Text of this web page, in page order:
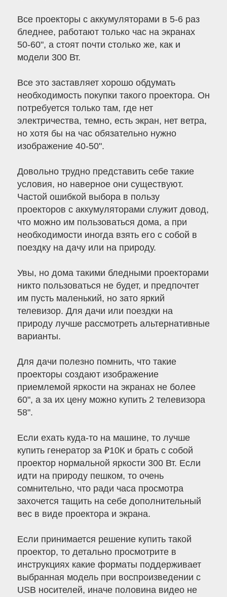
Все проекторы с аккумуляторами в 5-6 раз
бледнее, работают только час на экранах
50-60", а стоят почти столько же, как и
модели 300 Вт.
Все это заставляет хорошо обдумать
необходимость покупки такого проектора. Он
потребуется только там, где нет
электричества, темно, есть экран, нет ветра,
но хотя бы на час обязательно нужно
изображение 40-50".
Довольно трудно представить себе такие
условия, но наверное они существуют.
Частой ошибкой выбора в пользу
проекторов с аккумуляторами служит довод,
что можно им пользоваться дома, а при
необходимости иногда взять его с собой в
поездку на дачу или на природу.
Увы, но дома такими бледными проекторами
никто пользоваться не будет, и предпочтет
им пусть маленький, но зато яркий
телевизор. Для дачи или поездки на
природу лучше рассмотреть альтернативные
варианты.
Для дачи полезно помнить, что такие
проекторы создают изображение
приемлемой яркости на экранах не более
60", а за их цену можно купить 2 телевизора
58".
Если ехать куда-то на машине, то лучше
купить генератор за ₽10К и брать с собой
проектор нормальной яркости 300 Вт. Если
идти на природу пешком, то очень
сомнительно, что ради часа просмотра
захочется тащить на себе дополнительный
вес в виде проектора и экрана.
Если принимается решение купить такой
проектор, то детально просмотрите в
инструкциях какие форматы поддерживает
выбранная модель при воспроизведении с
USB носителей, иначе половина видео не